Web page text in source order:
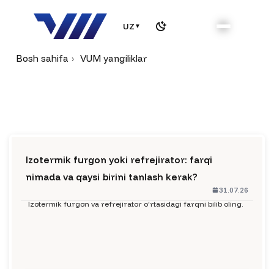
UZ ▼
Bosh sahifa VUM yangiliklar
Izotermik furgon yoki refrejirator: farqi
nimada va qaysi birini tanlash kerak?
31.07.26
Izotermik furgon va refrejirator o‘rtasidagi farqni bilib oling.